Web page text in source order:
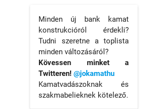
Minden új bank kamat
konstrukcióról érdekli?
Tudni szeretne a toplista
minden változásáról?
Kövessen minket a
Twitteren!@jokamathu
Kamatvadászoknak és
szakmabelieknek kötelező.